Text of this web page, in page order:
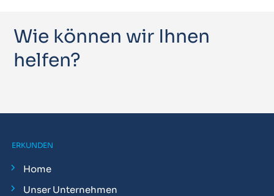
Wie können wir Ihnen
helfen?
ERKUNDEN
Home
Unser Unternehmen